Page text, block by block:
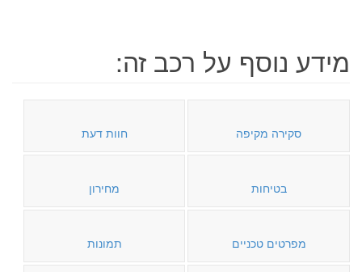
מידע נוסף על רכב זה:
סקירה מקיפה חוות דעת
בטיחות מחירון
מפרטים טכניים תמונות